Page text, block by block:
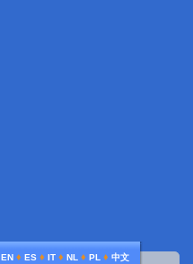
EN ♦ ES ♦ IT ♦ NL ♦ PL ♦ 中文